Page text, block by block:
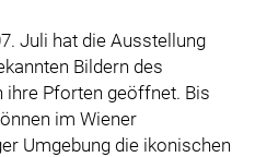
Juli hat die Ausstellung
Bildern des
Pforten geöffnet. Bis
im Wiener
Umgebung die ikonischen